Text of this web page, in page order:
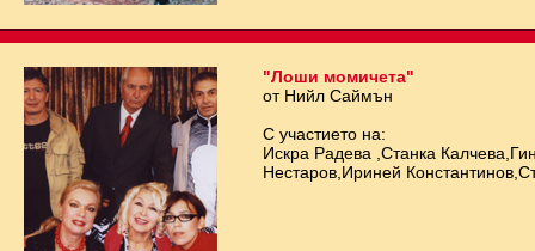
"Лоши момичета"
от Нийл Саймън
С участието на:
Искра Радева ,Станка
Нестаров,Ириней